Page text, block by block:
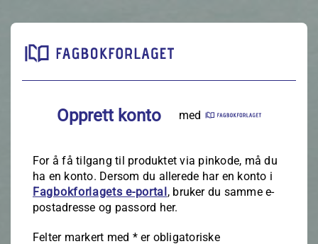
Opprett konto med
For å få tilgang til produktet via pinkode, må du
ha en konto. Dersom du allerede har en konto i
Fagbokforlagets e‑portal, bruker du samme e-
postadresse og passord her.
Felter markert med *er obligatoriske